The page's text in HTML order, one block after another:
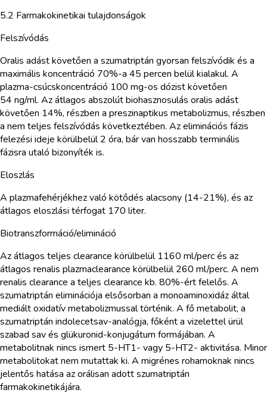
5.2 Farmakokinetikai tulajdonságok
Felszívódás
Oralis adást követően a szumatriptán gyorsan felszívódik és a
maximális koncentráció 70%-a 45 percen belül kialakul. A
plazma-csúcskoncentráció 100 mg-os dózist követően
54 ng/ml. Az átlagos abszolút biohasznosulás oralis adást
követően 14%, részben a preszinaptikus metabolizmus, részben
a nem teljes felszívódás következtében. Az eliminációs fázis
felezési ideje körülbelül 2 óra, bár van hosszabb terminális
fázisra utaló bizonyíték is.
Eloszlás
A plazmafehérjékhez való kötődés alacsony (14-21%), és az
átlagos eloszlási térfogat 170 liter.
Biotranszformáció/elimináció
Az átlagos teljes clearance körülbelül 1160 ml/perc és az
átlagos renalis plazmaclearance körülbelül 260 ml/perc. A nem
renalis clearance a teljes clearance kb. 80%-ért felelős. A
szumatriptán eliminációja elsősorban a monoaminoxidáz által
mediált oxidatív metabolizmussal történik. A fő metabolit, a
szumatriptán indolecetsav-analógja, főként a vizelettel ürül
szabad sav és glükuronid-konjugátum formájában. A
metabolitnak nincs ismert 5-HT1- vagy 5-HT2- aktivitása. Minor
metabolitokat nem mutattak ki. A migrénes rohamoknak nincs
jelentős hatása az orálisan adott szumatriptán
farmakokinetikájára.